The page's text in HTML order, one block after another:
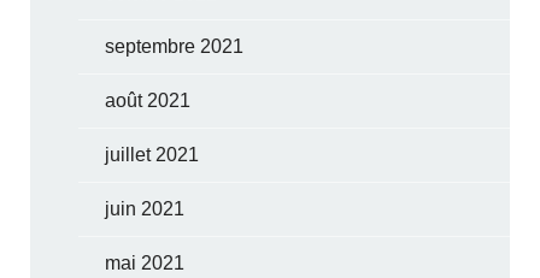
septembre 2021
août 2021
juillet 2021
juin 2021
mai 2021